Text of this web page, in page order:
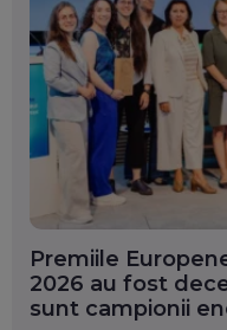
Premiile
2026 au fost
sunt campionii